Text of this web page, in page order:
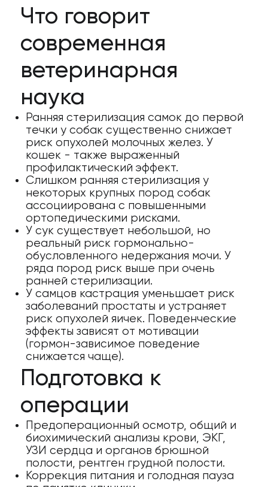
Что говорит
современная
ветеринарная
наука
Ранняя стерилизация самок до первой
течки у собак существенно снижает
риск опухолей молочных желез. У
кошек - также выраженный
профилактический эффект.
Слишком ранняя стерилизация у
некоторых крупных пород собак
ассоциирована с повышенными
ортопедическими рисками.
У сук существует небольшой, но
реальный риск гормонально-
обусловленного недержания мочи. У
ряда пород риск выше при очень
ранней стерилизации.
У самцов кастрация уменьшает риск
заболеваний простаты и устраняет
риск опухолей яичек. Поведенческие
эффекты зависят от мотивации
(гормон-зависимое поведение
снижается чаще).
Подготовка к
операции
Предоперационный осмотр, общий и
биохимический анализы крови, ЭКГ,
УЗИ сердца и органов брюшной
полости, рентген грудной полости.
Коррекция питания и голодная пауза